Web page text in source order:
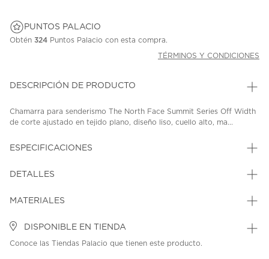
PUNTOS PALACIO
Obtén 324 Puntos Palacio con esta compra.
TÉRMINOS Y CONDICIONES
DESCRIPCIÓN DE PRODUCTO
Chamarra para senderismo The North Face Summit Series Off Width
de corte ajustado en tejido plano, diseño liso, cuello alto, ma...
ESPECIFICACIONES
DETALLES
MATERIALES
DISPONIBLE EN TIENDA
Conoce las Tiendas Palacio que tienen este producto.